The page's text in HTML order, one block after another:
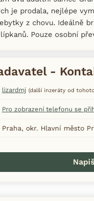
je prodala, nejlépe
z chovu. Ideálně
Pouze osobní
-
lizardmj (další inzeráty od
Pro zobrazení telefonu se
Praha, okr. Hlavní město